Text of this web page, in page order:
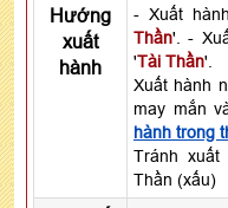
Hướng
xuất
hành
- Xuất
Thần'. -
'Tài Thần'.
Xuất hành
may mắn
hành trong
Tránh
Thần (xấu)